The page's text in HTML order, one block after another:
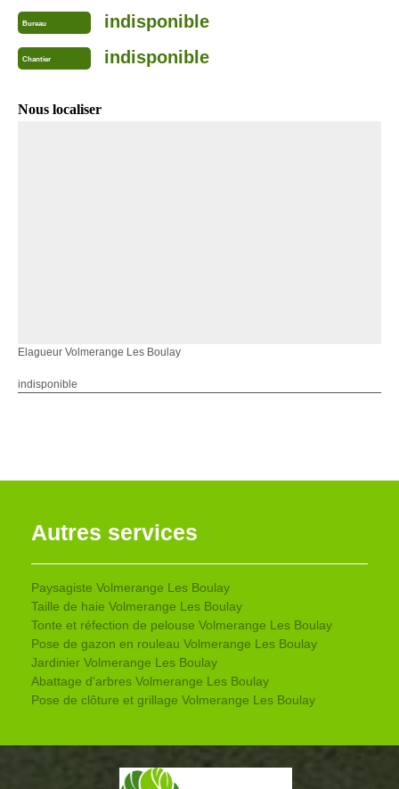
Bureau indisponible
Chantier indisponible
Nous localiser
Elagueur Volmerange Les Boulay
indisponible
Autres services
Paysagiste Volmerange Les Boulay
Taille de haie Volmerange Les Boulay
Tonte et réfection de pelouse Volmerange Les Boulay
Pose de gazon en rouleau Volmerange Les Boulay
Jardinier Volmerange Les Boulay
Abattage d'arbres Volmerange Les Boulay
Pose de clôture et grillage Volmerange Les Boulay